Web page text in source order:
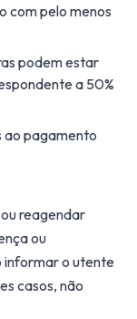
com pelo menos
podem estar
a 50%
ao pagamento
reagendar
ou
informar o utente
casos, não